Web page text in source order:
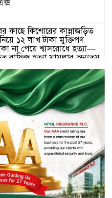
কাছে কিশোরের কান্নাজড়িত
১২ লাখ টাকা মুক্তিপণ
না পেয়ে শ্বাসরোধে হত্যা—
রাফিজ হত্যা মামলার অন্যতম
বিএনপির ৬ নেতার
প্রত্যাহার
সেরা অফার, ব্র্যান্ড
এবং এক্সক্লুসিভ পেমেন্ট
নিয়ে এলো দারাজ ৮.৮ গ্রেট
জেলা পরিষদের ২৩লাখ টাকার